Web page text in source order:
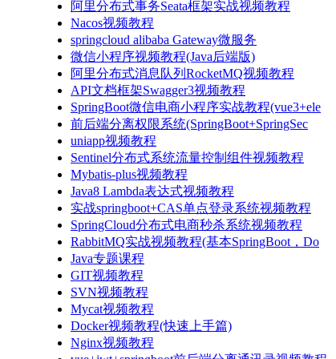
阿里分布式事务Seata框架实战视频教程
Nacos视频教程
springcloud alibaba Gateway微服务
微信小程序视频教程(Java后端版)
阿里分布式消息队列RocketMQ视频教程
API文档框架Swagger3视频教程
SpringBoot微信电商小程序实战教程(vue3+ele
前后端分离权限系统(SpringBoot+SpringSec
uniapp视频教程
Sentinel分布式系统流量控制组件视频教程
Mybatis-plus视频教程
Java8 Lambda表达式视频教程
实战springboot+CAS单点登录系统视频教程
SpringCloud分布式电商秒杀系统视频教程
RabbitMQ实战视频教程(基本SpringBoot，Do
Java专题课程
GIT视频教程
SVN视频教程
Mycat视频教程
Docker视频教程(快速上手篇)
Nginx视频教程